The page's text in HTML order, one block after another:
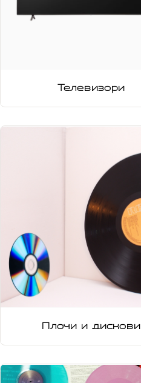
Телевизори
Плочи и дискови